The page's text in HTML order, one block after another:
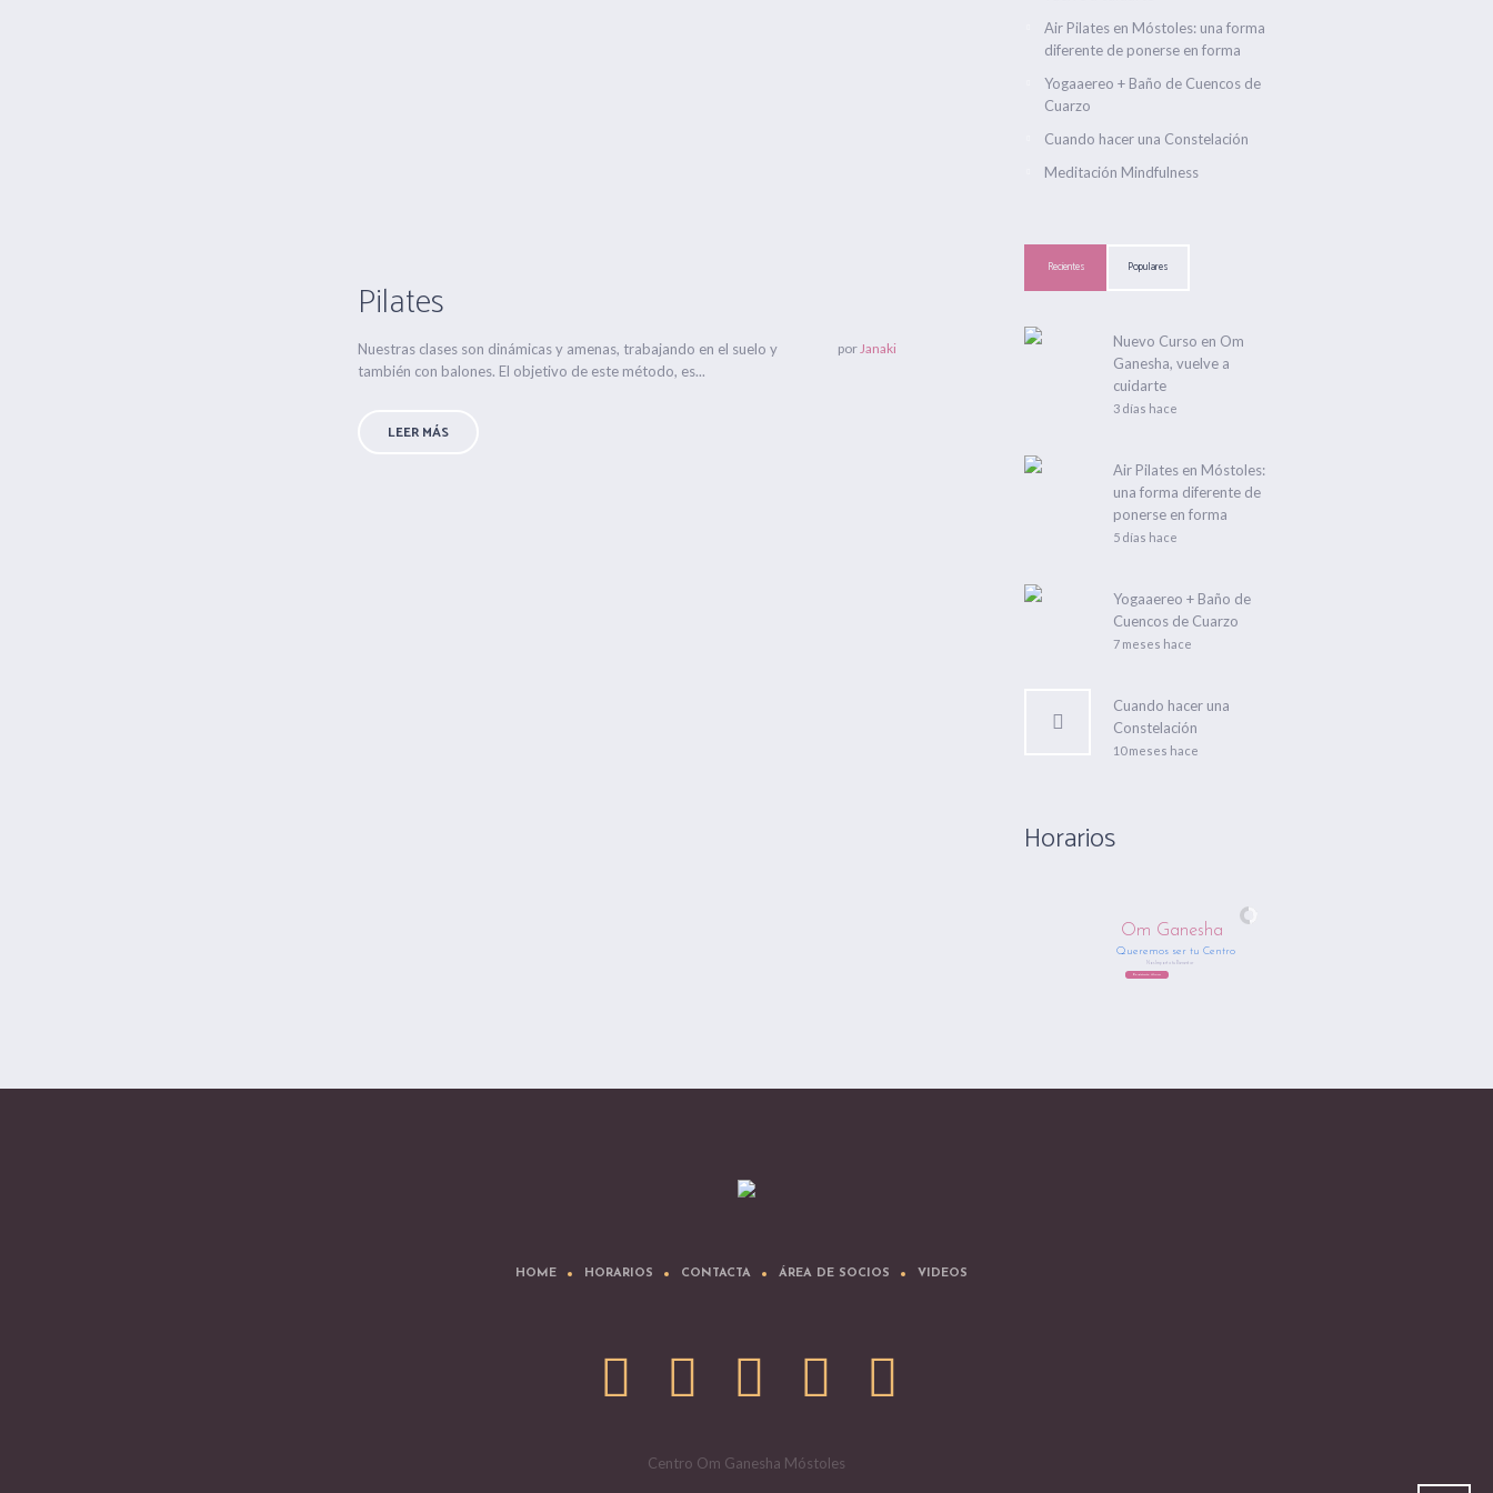
Pilates
porJanaki
Nuestras clases son dinámicas y amenas, trabajando en el suelo y
también con balones. El objetivo de este método, es...
LEER MÁS
Air Pilates en Móstoles: una forma
diferente de ponerse en forma
Yogaaereo + Baño de Cuencos de
Cuarzo
Cuando hacer una Constelación
Meditación Mindfulness
Recientes Populares
Nuevo Curso en Om
Ganesha, vuelve a
cuidarte
3 días hace
Air Pilates en Móstoles:
una forma diferente de
ponerse en forma
5 días hace
Yogaaereo + Baño de
Cuencos de Cuarzo
7 meses hace
Cuando hacer una
Constelación
10 meses hace
Horarios
Regístrate Ahora
Om Ganesha
Queremos ser tu Centro
Nos Importa tu Bienestar
HOME HORARIOS CONTACTA ÁREA DE SOCIOS VIDEOS
Centro Om Ganesha Móstoles